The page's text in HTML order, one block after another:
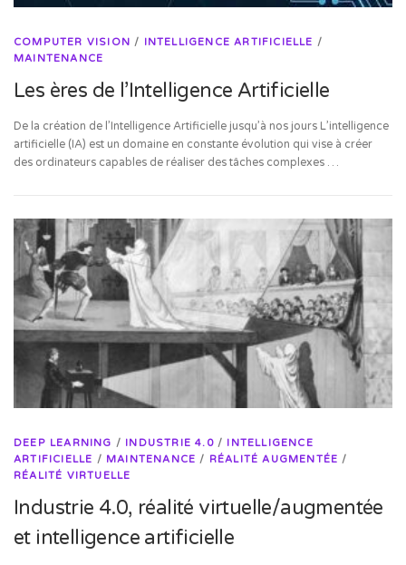
COMPUTER VISION / INTELLIGENCE ARTIFICIELLE /
MAINTENANCE
Les ères de l’Intelligence Artificielle
De la création de l’Intelligence Artificielle jusqu’à nos jours L’intelligence
artificielle (IA) est un domaine en constante évolution qui vise à créer
des ordinateurs capables de réaliser des tâches complexes …
DEEP LEARNING / INDUSTRIE 4.0/ INTELLIGENCE
ARTIFICIELLE / MAINTENANCE / RÉALITÉ AUGMENTÉE /
RÉALITÉ VIRTUELLE
Industrie 4.0, réalité virtuelle/augmentée
et intelligence artificielle